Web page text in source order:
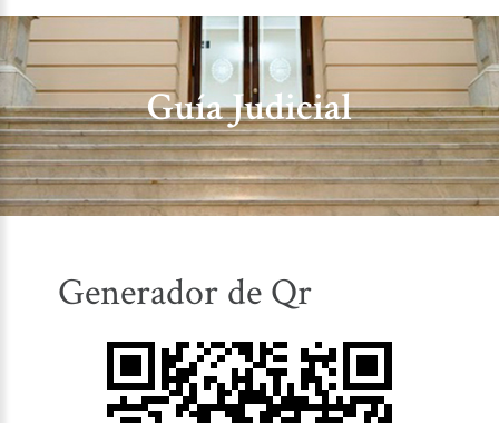
Guía Judicial
Generador de Qr